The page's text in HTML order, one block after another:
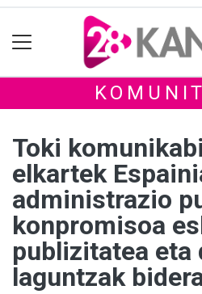
Toki
elkartek
administrazio
konpromisoa
publizitatea eta
laguntzak